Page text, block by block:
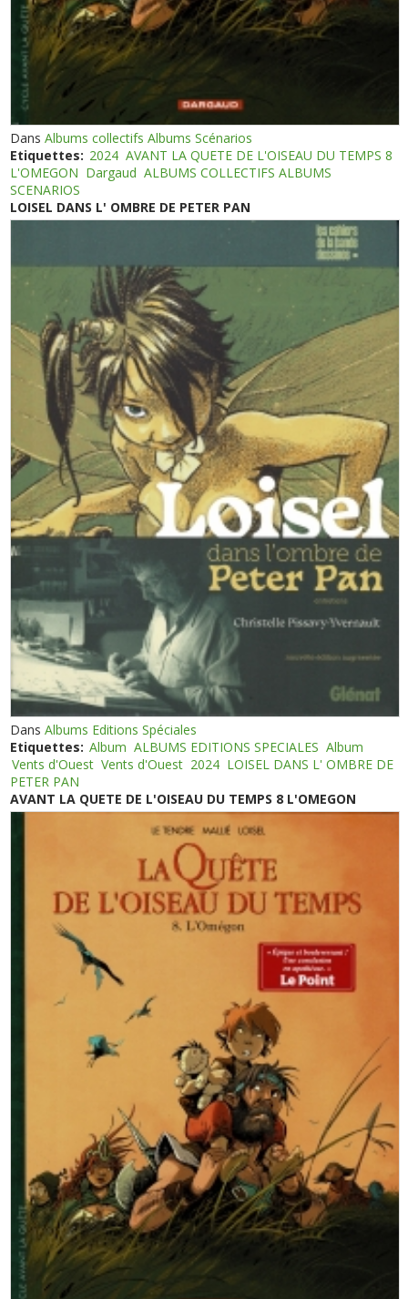
DansAlbums collectifs Albums Scénarios
Etiquettes: 2024 AVANT LA QUETE DE L'OISEAU DU TEMPS 8
L'OMEGON Dargaud ALBUMS COLLECTIFS ALBUMS
SCENARIOS
LOISEL DANS L' OMBRE DE PETER PAN
DansAlbums Editions Spéciales
Etiquettes: Album ALBUMS EDITIONS SPECIALES Album
Vents d'Ouest Vents d'Ouest 2024 LOISEL DANS L' OMBRE DE
PETER PAN
AVANT LA QUETE DE L'OISEAU DU TEMPS 8 L'OMEGON